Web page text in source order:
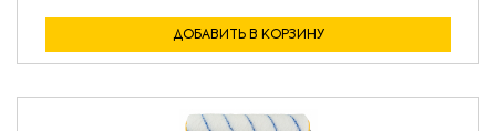
ДОБАВИТЬ В КОРЗИНУ